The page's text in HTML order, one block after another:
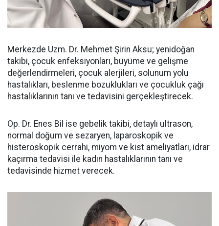
Merkezde Uzm. Dr. Mehmet Şirin Aksu; yenidoğan
takibi, çocuk enfeksiyonları, büyüme ve gelişme
değerlendirmeleri, çocuk alerjileri, solunum yolu
hastalıkları, beslenme bozuklukları ve çocukluk çağı
hastalıklarının tanı ve tedavisini gerçekleştirecek.
Op. Dr. Enes Bil ise gebelik takibi, detaylı ultrason,
normal doğum ve sezaryen, laparoskopik ve
histeroskopik cerrahi, miyom ve kist ameliyatları, idrar
kaçırma tedavisi ile kadın hastalıklarının tanı ve
tedavisinde hizmet verecek.